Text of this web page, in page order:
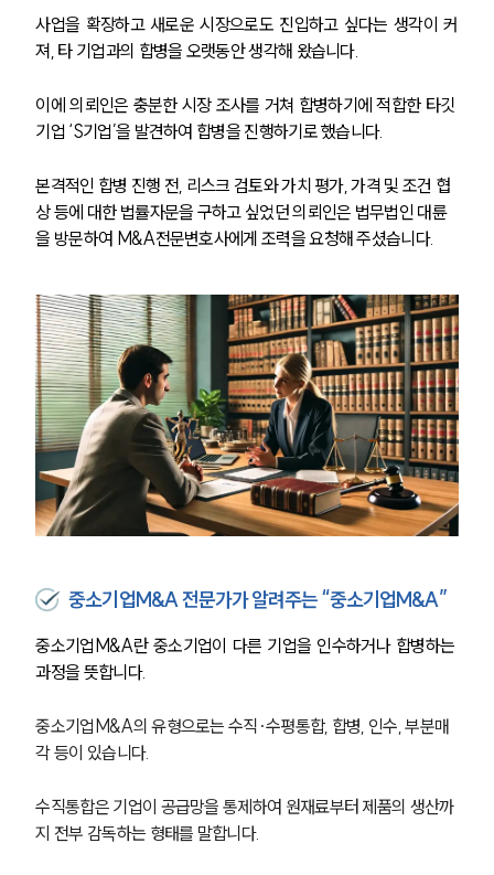
사업을 확장하고 새로운 시장으로도 진입하고 싶다는 생각이 커
져, 타 기업과의 합병을 오랫동안 생각해 왔습니다.
이에 의뢰인은 충분한 시장 조사를 거쳐 합병하기에 적합한 타깃
기업 ‘S기업’을 발견하여 합병을 진행하기로 했습니다.
본격적인 합병 진행 전, 리스크 검토와 가치 평가, 가격 및 조건 협
상 등에 대한 법률자문을 구하고 싶었던 의뢰인은 법무법인 대륜
을 방문하여 M&A전문변호사에게 조력을 요청해 주셨습니다.
중소기업M&A 전문가가 알려주는 “중소기업M&A”
중소기업M&A란 중소기업이 다른 기업을 인수하거나 합병하는
과정을 뜻합니다.
중소기업M&A의 유형으로는 수직·수평통합, 합병, 인수, 부분매
각 등이 있습니다.
수직통합은 기업이 공급망을 통제하여 원재료부터 제품의 생산까
지 전부 감독하는 형태를 말합니다.